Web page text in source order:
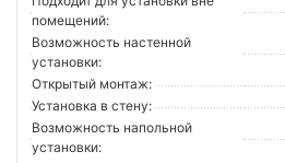
помещений:
Возможность настенной
установки:
Открытый монтаж:
Установка в стену:
Возможность напольной
установки: